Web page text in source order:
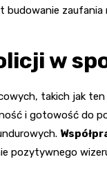
budowanie
w
takich jak
i gotowość do
pozytywnego